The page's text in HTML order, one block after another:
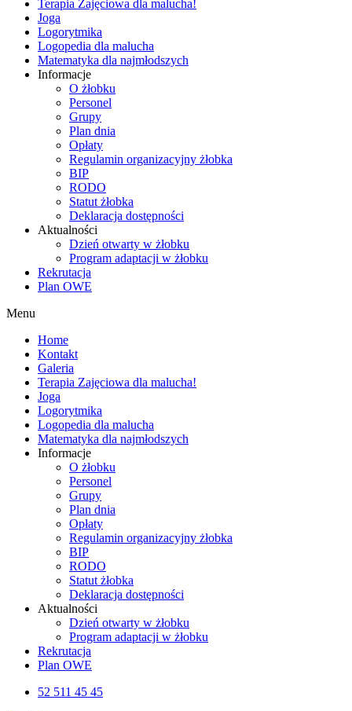
Terapia Zajęciowa dla malucha!
Joga
Logorytmika
Logopedia dla malucha
Matematyka dla najmłodszych
Informacje
O żłobku
Personel
Grupy
Plan dnia
Opłaty
Regulamin organizacyjny żłobka
BIP
RODO
Statut żłobka
Deklaracja dostępności
Aktualności
Dzień otwarty w żłobku
Program adaptacji w żłobku
Rekrutacja
Plan OWE
Menu
Home
Kontakt
Galeria
Terapia Zajęciowa dla malucha!
Joga
Logorytmika
Logopedia dla malucha
Matematyka dla najmłodszych
Informacje
O żłobku
Personel
Grupy
Plan dnia
Opłaty
Regulamin organizacyjny żłobka
BIP
RODO
Statut żłobka
Deklaracja dostępności
Aktualności
Dzień otwarty w żłobku
Program adaptacji w żłobku
Rekrutacja
Plan OWE
52 511 45 45